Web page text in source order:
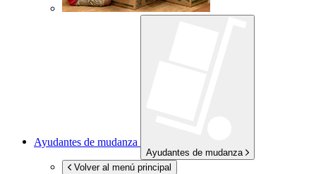
Ayudantes de mudanza
Ayudantes de mudanza
Volver al menú principal